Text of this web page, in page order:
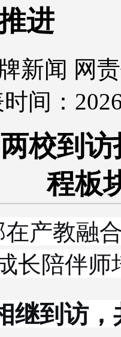
进
新闻 网
间：
校到
程板
产教融
长陪伴
继到访